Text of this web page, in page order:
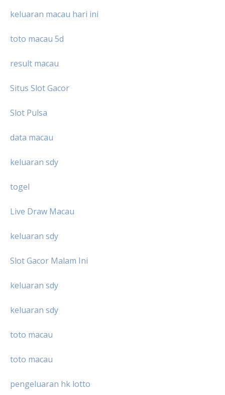
keluaran macau hari ini
toto macau 5d
result macau
Situs Slot Gacor
Slot Pulsa
data macau
keluaran sdy
togel
Live Draw Macau
keluaran sdy
Slot Gacor Malam Ini
keluaran sdy
keluaran sdy
toto macau
toto macau
pengeluaran hk lotto